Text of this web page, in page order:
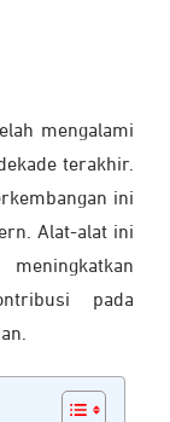
mengalami
terakhir.
ini
Alat-alat ini
pada